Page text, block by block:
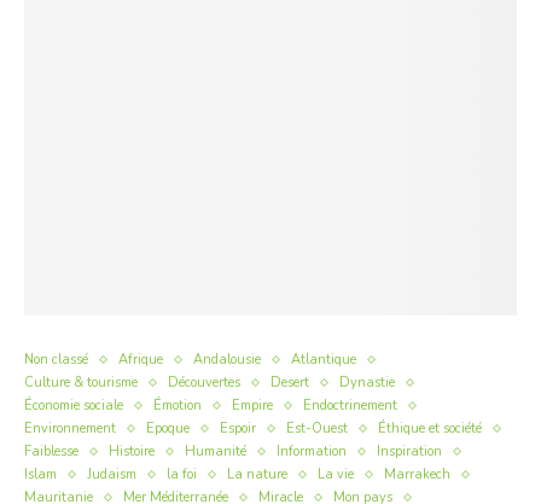
Non classé Afrique Andalousie
Atlantique
Culture & tourisme
Découvertes Desert
Dynastie
Économie sociale
Émotion Empire
Endoctrinement
Environnement
Epoque Espoir Est-Ouest
Éthique et société
Faiblesse
Histoire Humanité Information
Inspiration
Islam
Judaism la foi La nature La vie
Marrakech
Mauritanie
Mer Méditerranée Miracle
Mon pays